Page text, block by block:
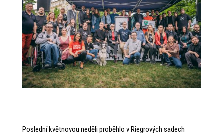
Poslední květnovou neděli proběhlo v Riegrových sadech